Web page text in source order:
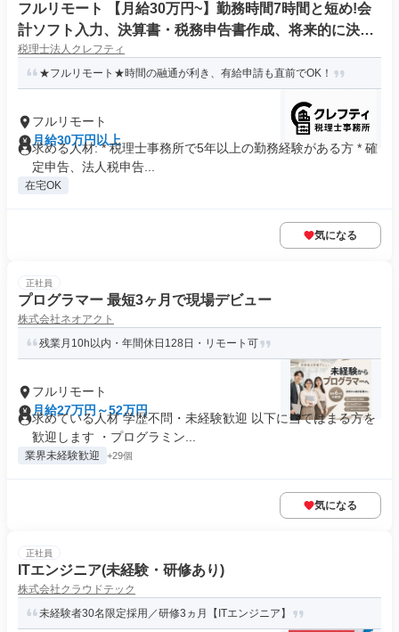
フルリモート 【月給30万円~】勤務時間7時間と短め!会
計ソフト入力、決算書・税務申告書作成、将来的に決算
説明も
税理士法人クレフティ
★フルリモート★時間の融通が利き、有給申請も直前でOK！
フルリモート
月給30万円以上
求める人材: * 税理士事務所で5年以上の勤務経験がある方 * 確
定申告、法人税申告...
在宅OK
気になる
正社員
プログラマー 最短3ヶ月で現場デビュー
株式会社ネオアクト
残業月10h以内・年間休日128日・リモート可
フルリモート
月給27万円～52万円
求めている人材 学歴不問・未経験歓迎 以下に当てはまる方を
歓迎します ・プログラミン...
業界未経験歓迎 +29個
気になる
正社員
ITエンジニア(未経験・研修あり)
株式会社クラウドテック
未経験者30名限定採用／研修3ヵ月【ITエンジニア】